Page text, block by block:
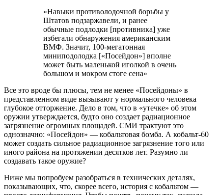
«Навыки противолодочной борьбы у
Штатов подзаржавели, и ранее
обычные подлодки [противника] уже
избегали обнаружения американским
ВМФ. Значит, 100-мегатонная
миниподолодка [«Посейдон»] вполне
может быть маленькой иголкой в очень
большом и мокром стоге сена»
Все это вроде бы плюсы, тем не менее «Посейдоны» в
представленном виде вызывают у нормального человека
глубокое отторжение. Дело в том, что в «утечке» об этом
оружии утверждается, будто оно создает радиационное
загрязнение огромных площадей. СМИ трактуют это
однозначно: «Посейдон» — кобальтовая бомба. А кобальт-60
может создать сильное радиационное загрязнение того или
иного района на протяжении десятков лет. Разумно ли
создавать такое оружие?
Ниже мы попробуем разобраться в технических деталях,
показывающих, что, скорее всего, история с кобальтом —